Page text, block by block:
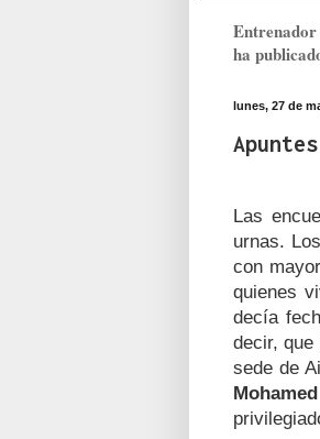
ha
lunes, 27 de
Las
urnas.
con
quienes
decía
decir, que
sede de